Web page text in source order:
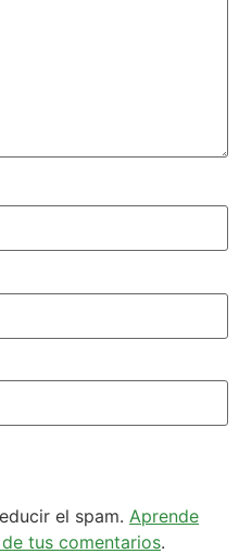
el spam. Aprende
tus comentarios.